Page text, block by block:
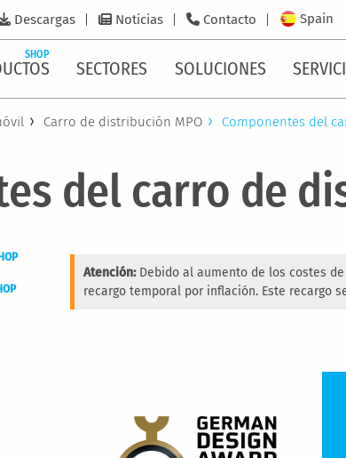
Descargas Noticias Contacto Spain
SHOP
SECTORES SOLUCIONES
Carro de distribución MPO Componentes del
del carro de
Atención:Debido al aumento de los costes
recargo temporal por inflación. Este recargo